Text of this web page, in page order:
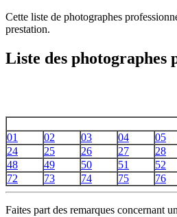
Cette liste de photographes
prestation.
Liste des photographes
01
02 03 04 05
24
25 26 27 28
48
49 50 51 52
72
73 74 75 76
Faites part des remarques concernant